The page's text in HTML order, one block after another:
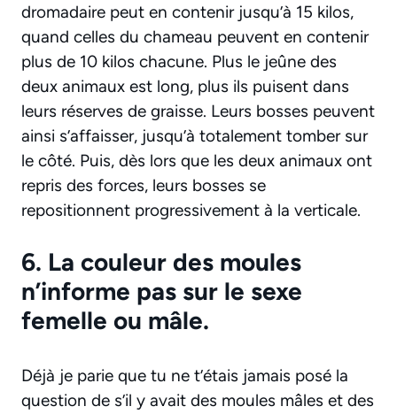
dromadaire peut en contenir jusqu’à 15 kilos,
quand celles du chameau peuvent en contenir
plus de 10 kilos chacune. Plus le jeûne des
deux animaux est long, plus ils puisent dans
leurs réserves de graisse. Leurs bosses peuvent
ainsi s’affaisser, jusqu’à totalement tomber sur
le côté. Puis, dès lors que les deux animaux ont
repris des forces, leurs bosses se
repositionnent progressivement à la verticale.
6. La couleur des moules
n’informe pas sur le sexe
femelle ou mâle.
Déjà je parie que tu ne t’étais jamais posé la
question de s’il y avait des moules mâles et des